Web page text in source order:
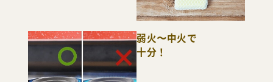
弱火〜中火で
十分！